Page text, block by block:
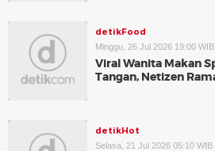
detikFood
Minggu, 26 Jul 2026 19:00 WIB
Viral Wanita Makan
Tangan, Netizen
detikHot
Selasa, 21 Jul 2026 05:10 WIB